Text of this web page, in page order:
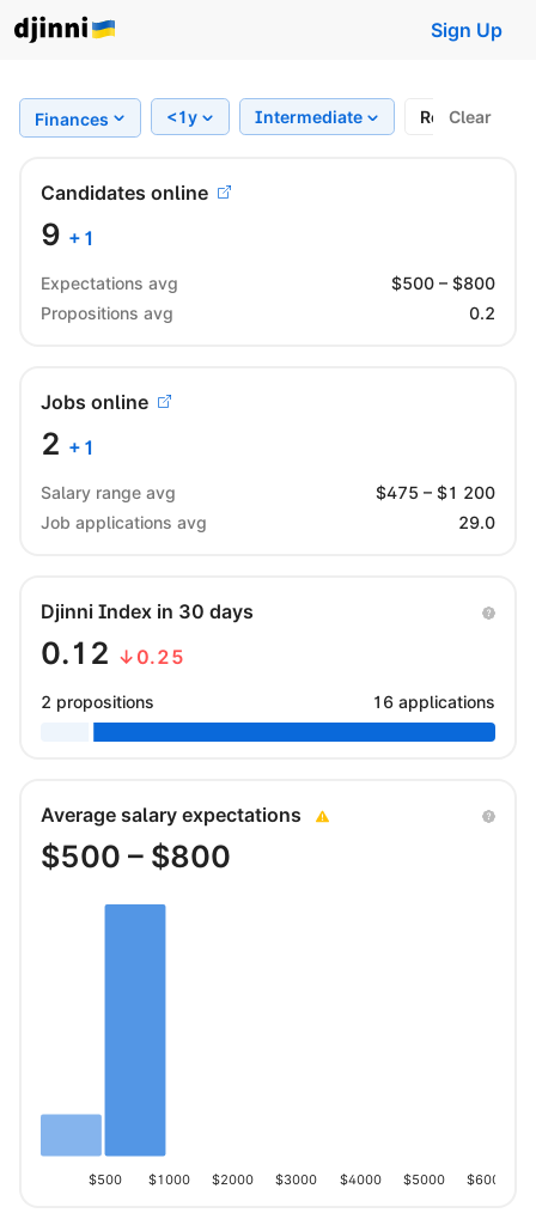
Sign Up
Finances <1y Intermediate Region
Clear
Candidates online
9 + 1
Expectations avg $500 – $800
Propositions avg
0.2
Jobs online
2 + 1
Salary range avg $475 – $1 200
Job applications avg
29.0
Djinni Index in 30 days
0.12 ↓0.25
2 propositions 16 applications
Average salary expectations
$500 – $800
$500 $1000 $2000 $3000 $4000 $5000 $6000